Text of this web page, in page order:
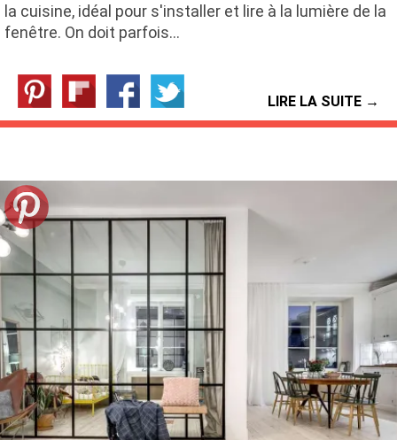
la cuisine, idéal pour s'installer et lire à la lumière de la
fenêtre. On doit parfois…
LIRE LA SUITE →